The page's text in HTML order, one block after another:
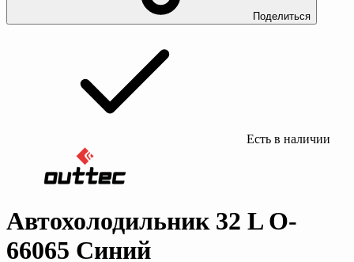
Поделиться
Есть в наличии
Автохолодильник 32 L O-
66065 Синий